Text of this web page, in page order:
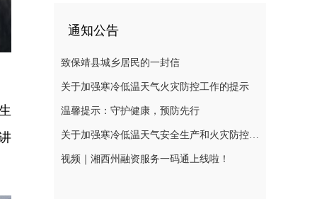
通知公告
致保靖县城乡居民的一封信
关于加强寒冷低温天气火灾防控工作的提示
温馨提示：守护健康，预防先行
关于加强寒冷低温天气安全生产和火灾防控工作的提示
视频｜湘西州融资服务一码通上线啦！